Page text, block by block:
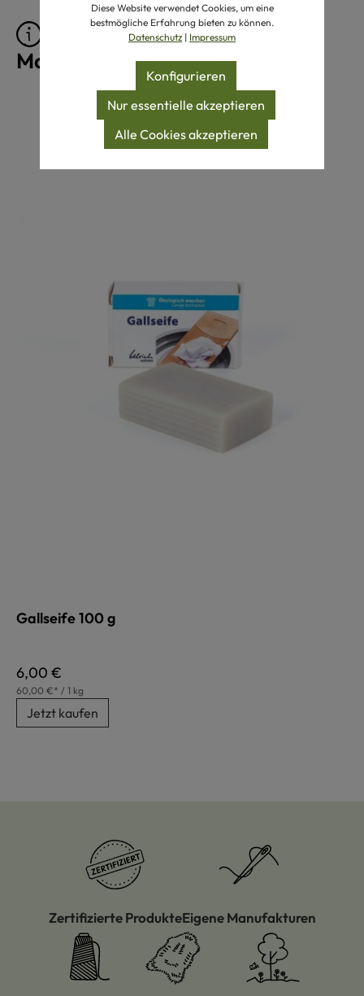
Pflegeprodukte für
Maschinenwäsche 40°C
Produktgalerie überspringen
Gallseife 100 g
Regulärer Preis:
6,00 €
60,00 €* / 1 kg
Jetzt kaufen
Zertifizierte ProdukteEigene Manufakturen
Diese Website verwendet Cookies, um eine
bestmögliche Erfahrung bieten zu können.
Datenschutz | Impressum
Nur essentielle akzeptieren
Konfigurieren
Alle Cookies akzeptieren